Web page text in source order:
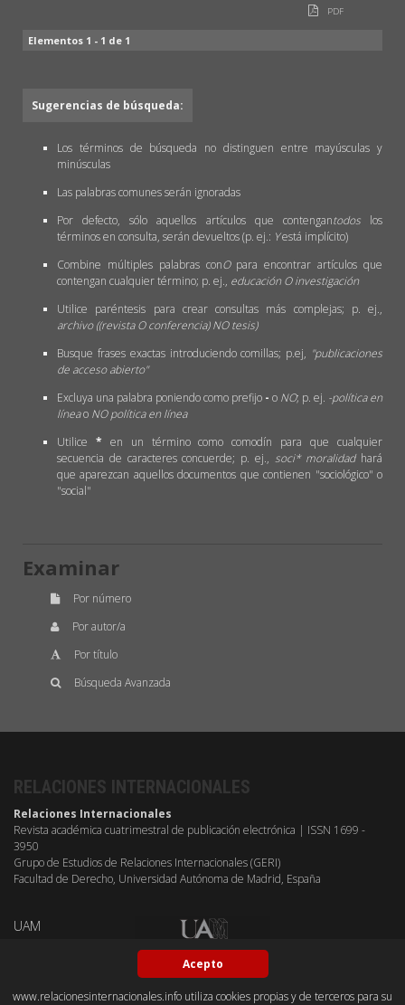
Acepto
www.relacionesinternacionales.info utiliza cookies propias y de terceros para su
PDF
Elementos 1 - 1 de 1
Sugerencias de búsqueda:
Los términos de búsqueda no distinguen entre mayúsculas y
minúsculas
Las palabras comunes serán ignoradas
Por defecto, sólo aquellos artículos que contengantodoslos
términos en consulta, serán devueltos (p. ej.: Yestá implícito)
Combine múltiples palabras conOpara encontrar artículos que
contengan cualquier término; p. ej., educación O investigación
Utilice paréntesis para crear consultas más complejas; p. ej.,
archivo ((revista O conferencia) NO tesis)
Busque frases exactas introduciendo comillas; p.ej, "publicaciones
de acceso abierto"
Excluya una palabra poniendo como prefijo - o NO; p. ej. -política en
líneao NO política en línea
Utilice * en un término como comodín para que cualquier
secuencia de caracteres concuerde; p. ej., soci* moralidadhará
que aparezcan aquellos documentos que contienen "sociológico" o
"social"
Examinar
Por número
Por autor/a
Por título
Búsqueda Avanzada
RELACIONES INTERNACIONALES
Relaciones Internacionales
Revista académica cuatrimestral de publicación electrónica | ISSN 1699 -
3950
Grupo de Estudios de Relaciones Internacionales (GERI)
Facultad de Derecho, Universidad Autónoma de Madrid, España
UAM